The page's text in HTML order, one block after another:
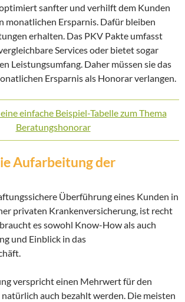
sanfter und verhilft dem Kunden
monatlichen Ersparnis. Dafür bleiben
erhalten. Das PKV Pakte umfasst
Services oder bietet sogar
Leistungsumfang. Daher müssen sie das
Ersparnis als Honorar verlangen.
einfache Beispiel-Tabelle zum Thema
Beratungshonorar
Aufarbeitung der
Überführung eines Kunden in
privaten Krankenversicherung, ist recht
es sowohl Know-How als auch
und Einblick in das
verspricht einen Mehrwert für den
auch bezahlt werden. Die meisten